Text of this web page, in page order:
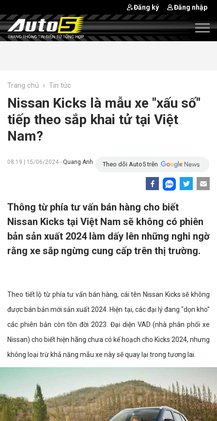
Đăng ký Đăng nhập
Trang chủ › Tin tức
Nissan Kicks là mẫu xe "xấu số"
tiếp theo sắp khai tử tại Việt
Nam?
08:19 | 15/06/2024 - Quang Anh Theo dõi Auto5 trên
Thông từ phía tư vấn bán hàng cho biết
Nissan Kicks tại Việt Nam sẽ không có phiên
bản sản xuất 2024 làm dấy lên những nghi ngờ
rằng xe sắp ngừng cung cấp trên thị trường.
Theo tiết lộ từ phía tư vấn bán hàng, cái tên Nissan Kicks sẽ không
được bán bản mới sản xuất 2024. Hiện tại, các đại lý đang "dọn kho"
các phiên bản còn tồn đời 2023. Đại diện VAD (nhà phân phối xe
Nissan) cho biết hiện hãng chưa có kế hoạch cho Kicks 2024, nhưng
không loại trừ khả năng mẫu xe này sẽ quay lại trong tương lai.